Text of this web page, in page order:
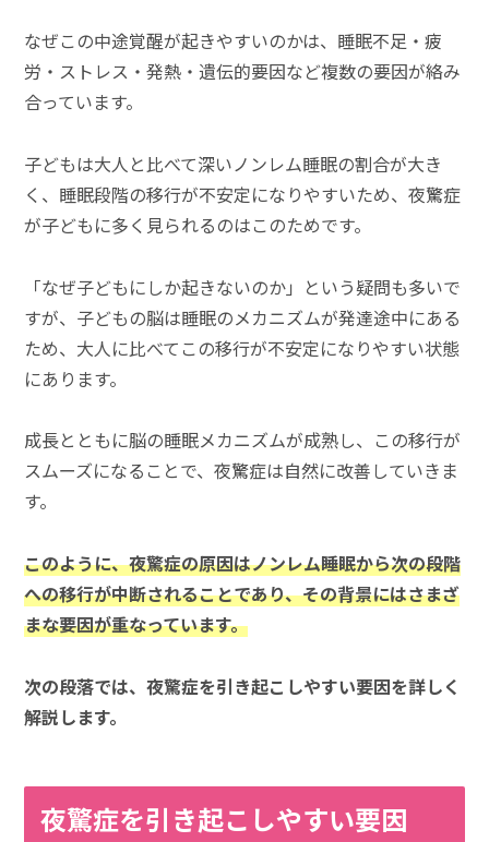
なぜこの中途覚醒が起きやすいのかは、睡眠不足・疲
労・ストレス・発熱・遺伝的要因など複数の要因が絡み
合っています。
子どもは大人と比べて深いノンレム睡眠の割合が大き
く、睡眠段階の移行が不安定になりやすいため、夜驚症
が子どもに多く見られるのはこのためです。
「なぜ子どもにしか起きないのか」という疑問も多いで
すが、子どもの脳は睡眠のメカニズムが発達途中にある
ため、大人に比べてこの移行が不安定になりやすい状態
にあります。
成長とともに脳の睡眠メカニズムが成熟し、この移行が
スムーズになることで、夜驚症は自然に改善していきま
す。
このように、夜驚症の原因はノンレム睡眠から次の段階
への移行が中断されることであり、その背景にはさまざ
まな要因が重なっています。
次の段落では、夜驚症を引き起こしやすい要因を詳しく
解説します。
夜驚症を引き起こしやすい要因